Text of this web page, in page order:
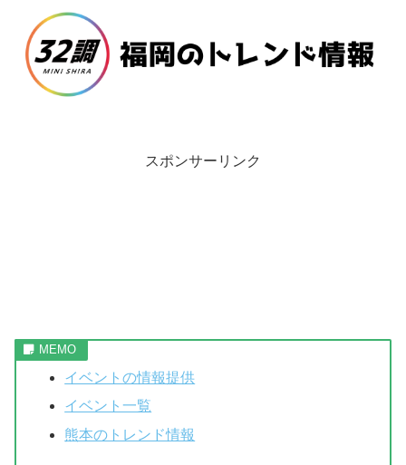
スポンサーリンク
イベントの情報提供
イベント一覧
熊本のトレンド情報